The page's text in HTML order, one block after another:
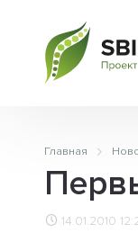
Главная
14.01.2010